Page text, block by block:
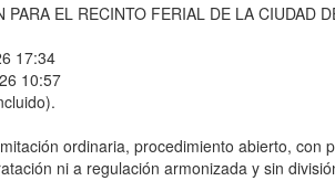
EL RECINTO FERIAL DE LA CIUDAD
17:34
10:57
ordinaria, procedimiento abierto, con
ni a regulación armonizada y sin